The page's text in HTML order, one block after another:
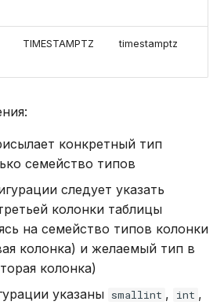
TIMESTAMPTZ timestamptz
конкретный тип
семейство типов
следует указать
колонки таблицы
на семейство типов колонки
колонка) и желаемый тип в
колонка)
указаны smallint , int ,